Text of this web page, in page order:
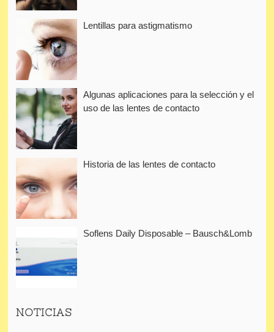
Lentillas para astigmatismo
Algunas aplicaciones para la selección y el
uso de las lentes de contacto
Historia de las lentes de contacto
Soflens Daily Disposable – Bausch&Lomb
NOTICIAS